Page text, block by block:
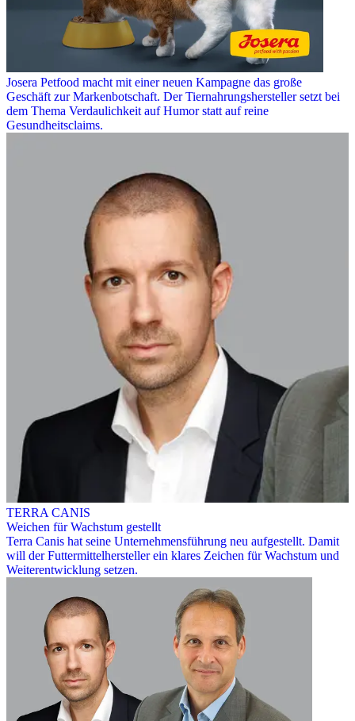
Josera Petfood macht mit einer neuen Kampagne das große
Geschäft zur Markenbotschaft. Der Tiernahrungshersteller setzt bei
dem Thema Verdaulichkeit auf Humor statt auf reine
Gesundheitsclaims.
TERRA CANIS
Weichen für Wachstum gestellt
Terra Canis hat seine Unternehmensführung neu aufgestellt. Damit
will der Futtermittelhersteller ein klares Zeichen für Wachstum und
Weiterentwicklung setzen.